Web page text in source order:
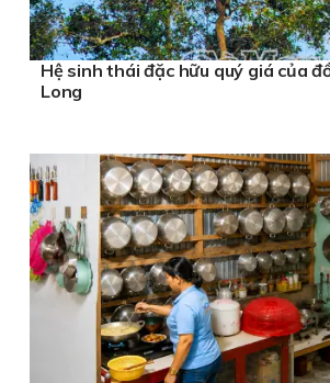
Hệ sinh thái đặc hữu quý giá của
Long